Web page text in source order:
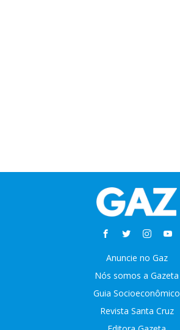
Anuncie no Gaz
Nós somos a Gazeta
Guia Socioeconômico
Revista Santa Cruz